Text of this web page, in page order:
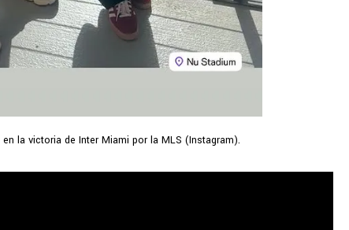
la victoria de Inter Miami por la MLS (Instagram).